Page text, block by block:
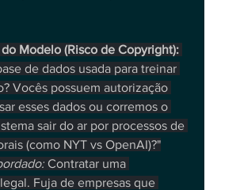
Modelo (Risco de Copyright):
de dados usada para treinar
Vocês possuem autorização
esses dados ou corremos o
sair do ar por processos de
(como NYT vs OpenAI)?"
Contratar uma
Fuja de empresas que